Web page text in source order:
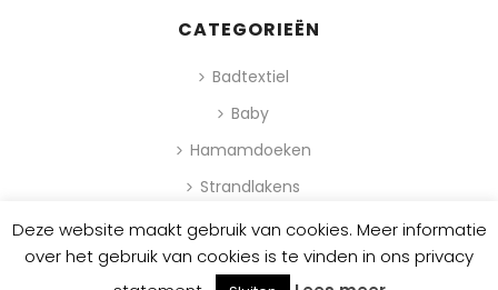
CATEGORIEËN
Badtextiel
Baby
Hamamdoeken
Strandlakens
0
Deze website maakt gebruik van cookies. Meer informatie
over het gebruik van cookies is te vinden in ons privacy